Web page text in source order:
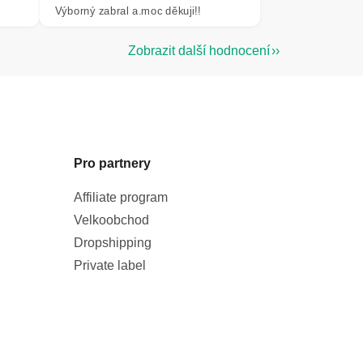
Výborný zabral a.moc děkuji!!
Zobrazit další hodnocení
Pro partnery
Affiliate program
Velkoobchod
Dropshipping
Private label